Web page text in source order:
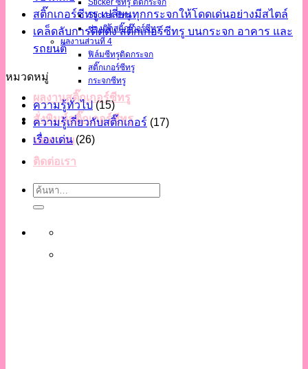
Sticker ซีทรู ติดกระจก
Sticker ซีทรู
ช่างติดสติ๊กเกอร์ซีทรู
ผลงานส่วนที่ 4
ฟิล์มซีทรูติดกระจก
สติ๊กเกอร์ซีทรู
กระจกซีทรู
ผลงานสติ๊กเกอร์ซีทรู
สั่งพิมพ์สติ๊กเกอร์ซีทรู
บทความ
ติดต่อเรา
สติ๊กเกอร์ซีทรู เปลี่ยนทุกกระจกให้โดดเด่นอย่างมีสไตล์
เคล็ดลับการติดตั้ง สติ๊กเกอร์ซีทรู บนกระจก อาคาร และ
รถยนต์
หมวดหมู่
ความรู้ทั่วไป(15)
ความรู้เกี่ยวกับสติ๊กเกอร์ (17)
เรื่องเด่น(26)